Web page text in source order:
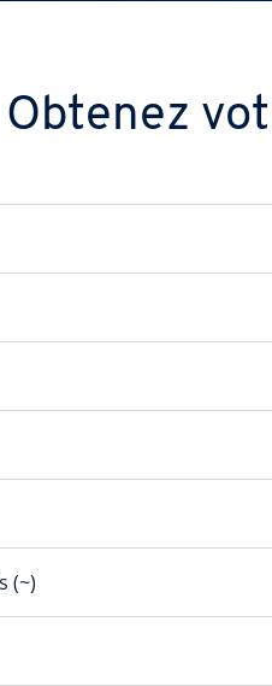
Obtenez
(~)